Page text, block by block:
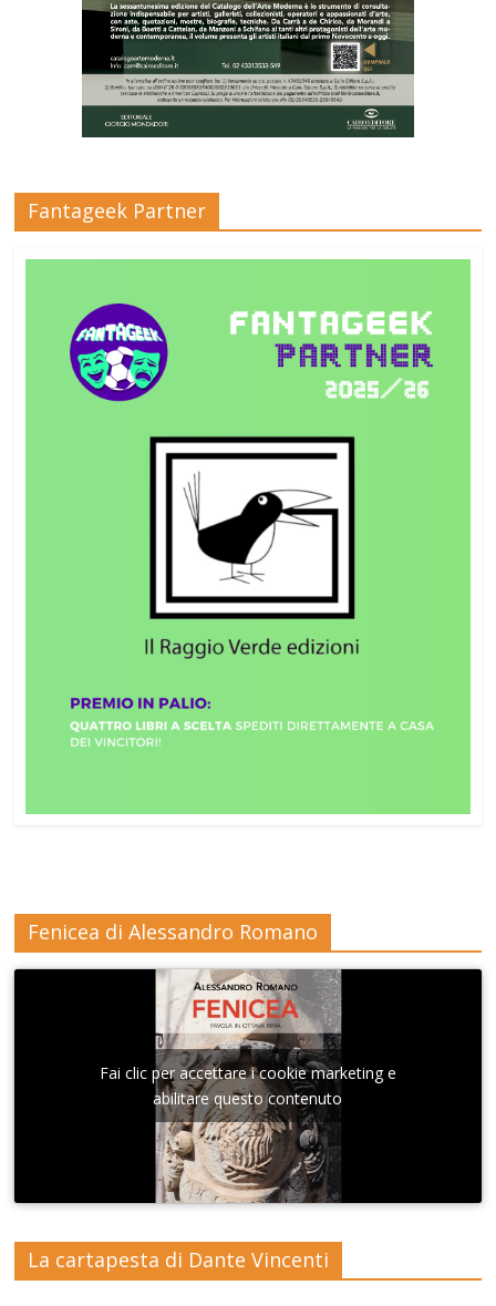
Fantageek Partner
Fenicea di Alessandro Romano
Fai clic per accettare i cookie marketing e
abilitare questo contenuto
La cartapesta di Dante Vincenti